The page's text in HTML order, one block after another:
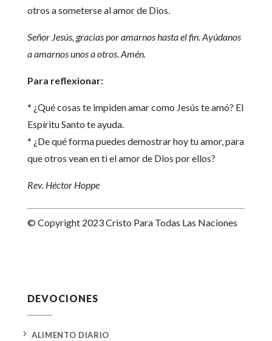
otros a someterse al amor de Dios.
Señor Jesús, gracias por amarnos hasta el fin. Ayúdanos
a amarnos unos a otros. Amén.
Para reflexionar:
* ¿Qué cosas te impiden amar como Jesús te amó? El
Espíritu Santo te ayuda.
* ¿De qué forma puedes demostrar hoy tu amor, para
que otros vean en ti el amor de Dios por ellos?
Rev. Héctor Hoppe
© Copyright 2023 Cristo Para Todas Las Naciones
DEVOCIONES
5 ALIMENTO DIARIO